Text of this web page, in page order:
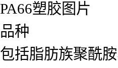
PA66塑胶图片
品种
包括脂肪族聚酰